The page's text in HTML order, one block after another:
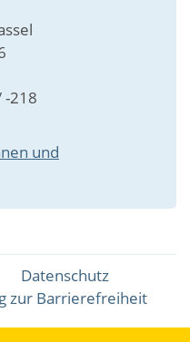
-218
und
Datenschutz
zur Barrierefreiheit